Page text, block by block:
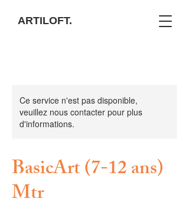
ARTILOFT.
Ce service n'est pas disponible,
veuillez nous contacter pour plus
d'informations.
BasicArt (7-12 ans)
Mtr